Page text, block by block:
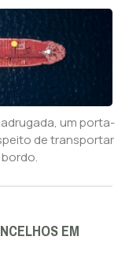
um porta-
de transportar
EM